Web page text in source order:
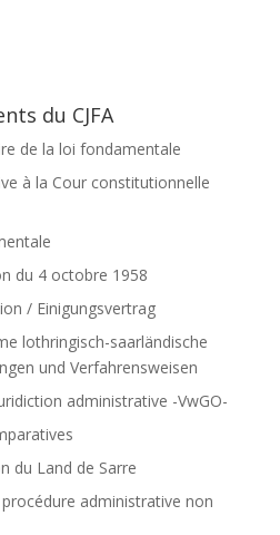
du CJFA
de la loi fondamentale
à la Cour constitutionnelle
du 4 octobre 1958
/ Einigungsvertrag
lothringisch-saarländische
und Verfahrensweisen
administrative -VwGO-
du Land de Sarre
procédure administrative non